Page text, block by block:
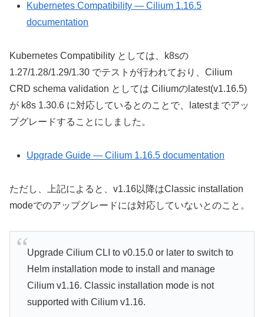
Kubernetes Compatibility — Cilium 1.16.5
documentation
Kubernetes Compatibility としては、k8sの
1.27/1.28/1.29/1.30 でテストが行われており、Cilium
CRD schema validation としては Ciliumのlatest(v1.16.5)
が k8s 1.30.6 に対応しているとのことで、latestまでアッ
プグレードすることにしました。
Upgrade Guide — Cilium 1.16.5 documentation
ただし、上記によると、v1.16以降はClassic installation
modeでのアップグレードには対応していないとのこと。
Upgrade Cilium CLI to v0.15.0 or later to switch to
Helm installation mode to install and manage
Cilium v1.16. Classic installation mode is not
supported with Cilium v1.16.